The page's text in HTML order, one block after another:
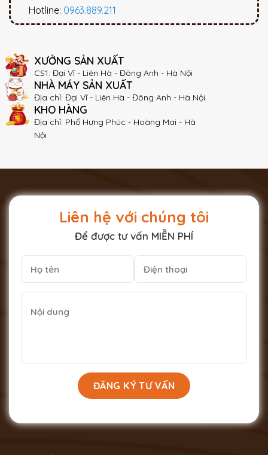
Hotline: 0963.889.211
XƯỞNG SẢN XUẤT
CS1: Đại Vĩ - Liên Hà - Đông Anh - Hà Nội
NHÀ MÁY SẢN XUẤT
Địa chỉ: Đại Vĩ - Liên Hà - Đông Anh - Hà Nội
KHO HÀNG
Địa chỉ: Phố Hưng Phúc - Hoàng Mai - Hà
Nội
Liên hệ với chúng tôi
Để được tư vấn MIỄN PHÍ